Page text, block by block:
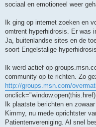
sociaal en emotioneel weer
Ik ging op internet zoeken en
omtrent hyperhidrosis. Er was
Ja, buitenlandse sites en de
soort Engelstalige
Ik werd actief op
community op te richten. Zo
http://groups.msn.com/
Ik plaatste berichten en
Kimmy, nu mede oprichtster
Patientenvereniging. Al snel